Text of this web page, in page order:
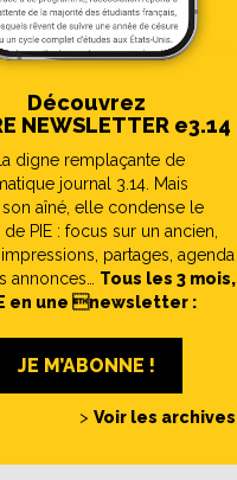
Découvrez
NEWSLETTER e3.14
digne remplaçante de
journal 3.14. Mais
aîné, elle condense le
PIE : focus sur un ancien,
partages, agenda
annonces… Tous les 3 mois,
en une newsletter :
JE M’ABONNE !
> Voir les archives